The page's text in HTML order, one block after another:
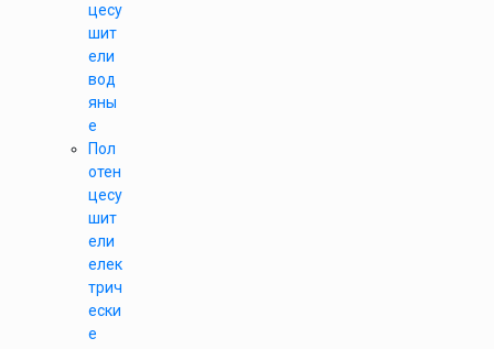
цесу
шит
ели
вод
яны
е
Пол
отен
цесу
шит
ели
елек
трич
ески
е